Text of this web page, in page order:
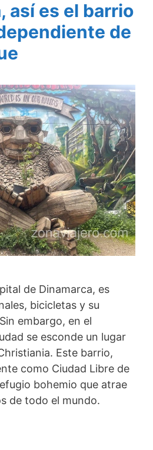
así es el barrio
de
de Dinamarca, es
bicicletas y su
embargo, en el
se esconde un lugar
Este barrio,
como Ciudad Libre de
bohemio que atrae
de todo el mundo.